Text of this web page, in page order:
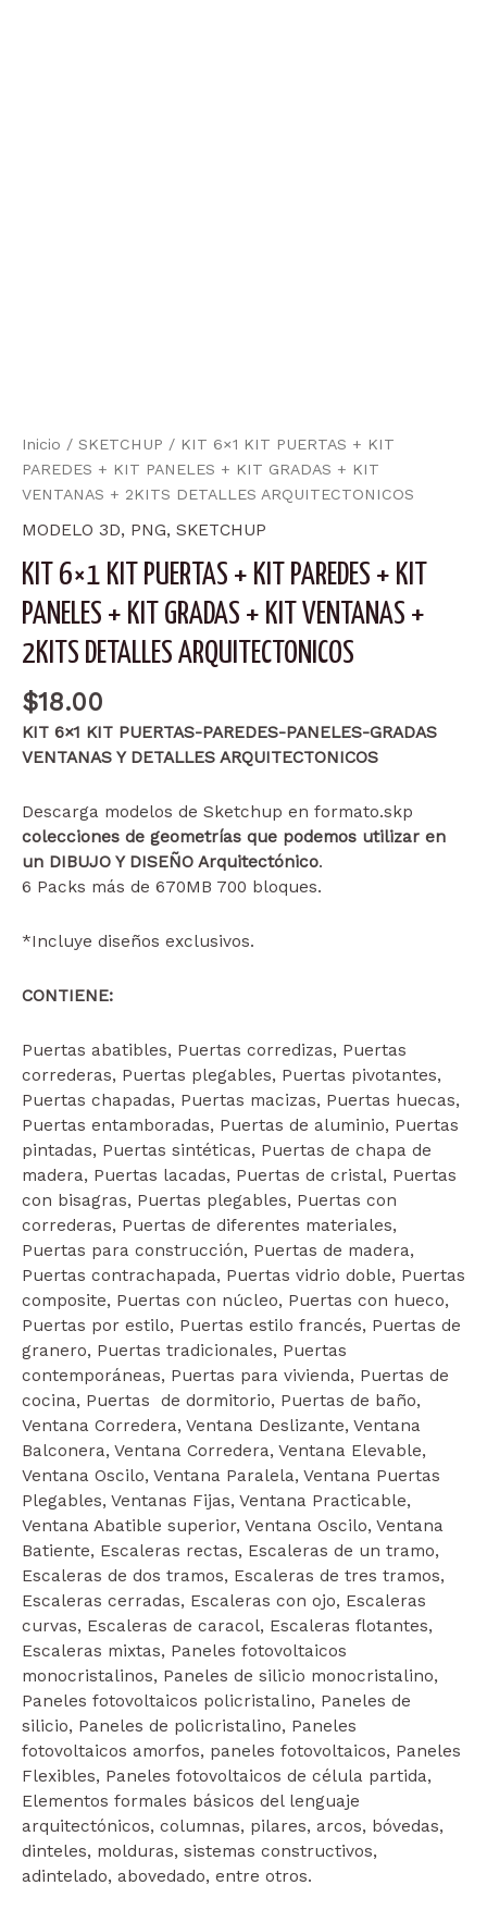
Inicio / SKETCHUP / KIT 6×1 KIT PUERTAS + KIT
PAREDES + KIT PANELES + KIT GRADAS + KIT
VENTANAS + 2KITS DETALLES ARQUITECTONICOS
MODELO 3D, PNG, SKETCHUP
KIT 6×1 KIT PUERTAS + KIT PAREDES + KIT
PANELES + KIT GRADAS + KIT VENTANAS +
2KITS DETALLES ARQUITECTONICOS
$18.00
KIT 6×1 KIT PUERTAS-PAREDES-PANELES-GRADAS
VENTANAS Y DETALLES ARQUITECTONICOS
Descarga modelos de Sketchup en formato.skp
colecciones de geometrías que podemos utilizar en
un DIBUJO Y DISEÑO Arquitectónico.
6 Packs más de 670MB 700 bloques.
*Incluye diseños exclusivos.
CONTIENE:
Puertas abatibles, Puertas corredizas, Puertas
correderas, Puertas plegables, Puertas pivotantes,
Puertas chapadas, Puertas macizas, Puertas huecas,
Puertas entamboradas, Puertas de aluminio, Puertas
pintadas, Puertas sintéticas, Puertas de chapa de
madera, Puertas lacadas, Puertas de cristal, Puertas
con bisagras, Puertas plegables, Puertas con
correderas, Puertas de diferentes materiales,
Puertas para construcción, Puertas de madera,
Puertas contrachapada, Puertas vidrio doble, Puertas
composite, Puertas con núcleo, Puertas con hueco,
Puertas por estilo, Puertas estilo francés, Puertas de
granero, Puertas tradicionales, Puertas
contemporáneas, Puertas para vivienda, Puertas de
cocina, Puertas de dormitorio, Puertas de baño,
Ventana Corredera, Ventana Deslizante, Ventana
Balconera, Ventana Corredera, Ventana Elevable,
Ventana Oscilo, Ventana Paralela, Ventana Puertas
Plegables, Ventanas Fijas, Ventana Practicable,
Ventana Abatible superior, Ventana Oscilo, Ventana
Batiente, Escaleras rectas, Escaleras de un tramo,
Escaleras de dos tramos, Escaleras de tres tramos,
Escaleras cerradas, Escaleras con ojo, Escaleras
curvas, Escaleras de caracol, Escaleras flotantes,
Escaleras mixtas, Paneles fotovoltaicos
monocristalinos, Paneles de silicio monocristalino,
Paneles fotovoltaicos policristalino, Paneles de
silicio, Paneles de policristalino, Paneles
fotovoltaicos amorfos, paneles fotovoltaicos, Paneles
Flexibles, Paneles fotovoltaicos de célula partida,
Elementos formales básicos del lenguaje
arquitectónicos, columnas, pilares, arcos, bóvedas,
dinteles, molduras, sistemas constructivos,
adintelado, abovedado, entre otros.